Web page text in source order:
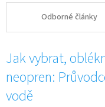
Odborné články
V
p
i
Jak vybrat,
neopren:
vodě